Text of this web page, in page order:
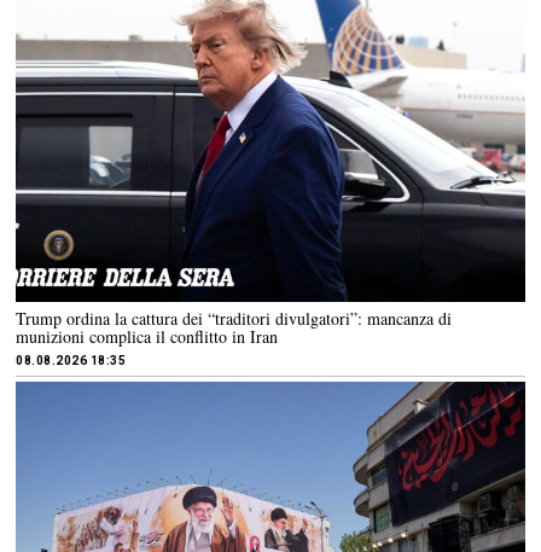
Trump ordina la cattura dei “traditori divulgatori”: mancanza di
munizioni complica il conflitto in Iran
08.08.2026 18:35